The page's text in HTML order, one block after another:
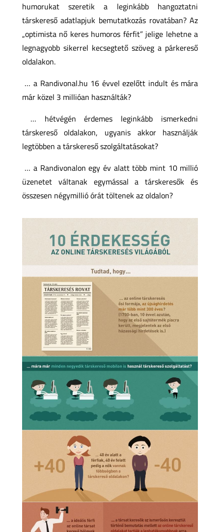
humorukat szeretik a leginkább hangoztatni
társkereső adatlapjuk bemutatkozás rovatában? Az
„optimista nő keres humoros férfit” jelige lehetne a
legnagyobb sikerrel kecsegtető szöveg a párkereső
oldalakon.
… a Randivonal.hu 16 évvel ezelőtt indult és mára
már közel 3 millióan használták?
… hétvégén érdemes leginkább ismerkedni
társkereső oldalakon, ugyanis akkor használják
legtöbben a társkereső szolgáltatásokat?
… a Randivonalon egy év alatt több mint 10 millió
üzenetet váltanak egymással a társkeresők és
összesen négymillió órát töltenek az oldalon?